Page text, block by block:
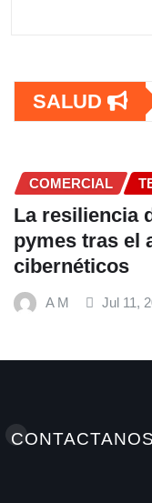
SALUD
COMERCIAL
Fundación
hábitos
Mundial